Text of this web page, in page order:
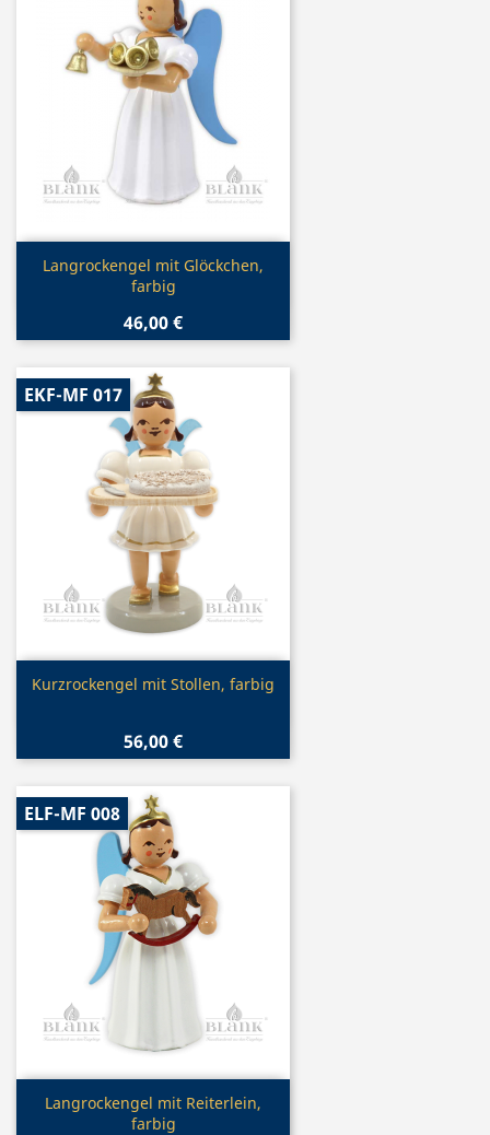
Vorschau
Langrockengel mit Glöckchen,
farbig
46,00 €
Vorschau
Kurzrockengel mit Stollen, farbig
56,00 €
EKF-MF 017
Vorschau
Langrockengel mit Reiterlein,
farbig
ELF-MF 008